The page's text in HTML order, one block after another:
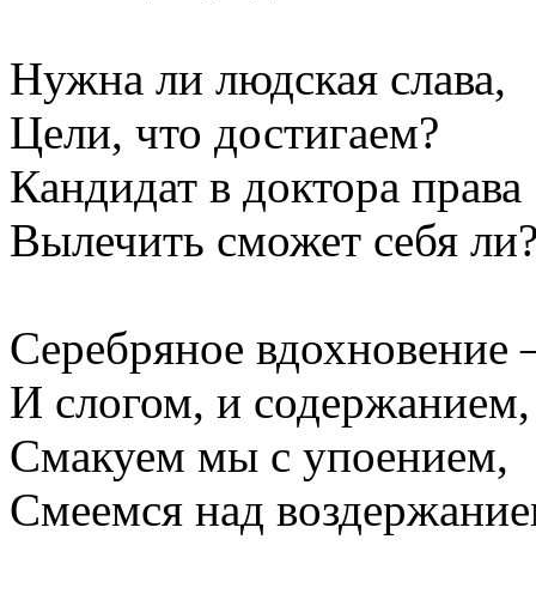
Нужна ли людская слава,
Цели, что достигаем?
Кандидат в доктора права
Вылечить сможет себя
Серебряное вдохновение
И слогом, и содержанием,
Смакуем мы с упоением,
Смеемся над